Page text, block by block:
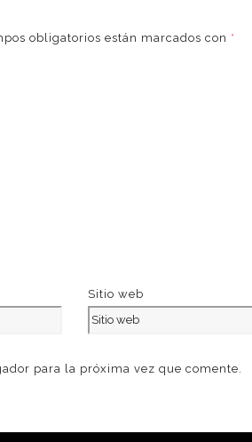
obligatorios están marcados con *
Sitio web
para la próxima vez que comente.